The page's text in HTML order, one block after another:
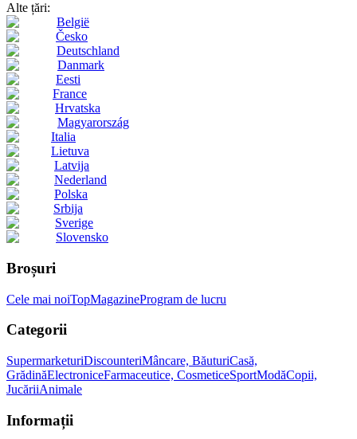
Alte țări:
België
Česko
Deutschland
Danmark
Eesti
France
Hrvatska
Magyarország
Italia
Lietuva
Latvija
Nederland
Polska
Srbija
Sverige
Slovensko
Broșuri
Cele mai noiTopMagazineProgram de lucru
Categorii
SupermarketuriDiscounteriMâncare, BăuturiCasă,
GrădinăElectroniceFarmaceutice, CosmeticeSportModăCopii,
JucăriiAnimale
Informații